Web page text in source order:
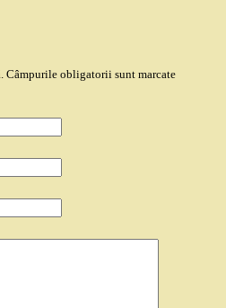
Câmpurile obligatorii sunt marcate